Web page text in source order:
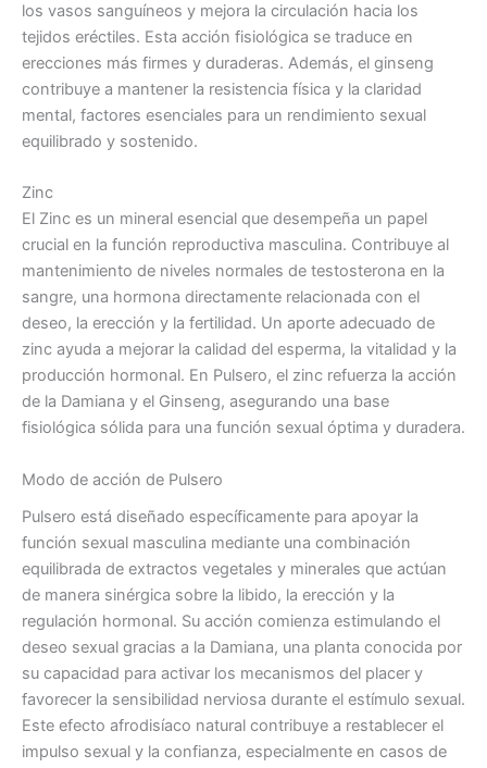
los vasos sanguíneos y mejora la circulación hacia los
tejidos eréctiles. Esta acción fisiológica se traduce en
erecciones más firmes y duraderas. Además, el ginseng
contribuye a mantener la resistencia física y la claridad
mental, factores esenciales para un rendimiento sexual
equilibrado y sostenido.
Zinc
El Zinc es un mineral esencial que desempeña un papel
crucial en la función reproductiva masculina. Contribuye al
mantenimiento de niveles normales de testosterona en la
sangre, una hormona directamente relacionada con el
deseo, la erección y la fertilidad. Un aporte adecuado de
zinc ayuda a mejorar la calidad del esperma, la vitalidad y la
producción hormonal. En Pulsero, el zinc refuerza la acción
de la Damiana y el Ginseng, asegurando una base
fisiológica sólida para una función sexual óptima y duradera.
Modo de acción de Pulsero
Pulsero está diseñado específicamente para apoyar la
función sexual masculina mediante una combinación
equilibrada de extractos vegetales y minerales que actúan
de manera sinérgica sobre la libido, la erección y la
regulación hormonal. Su acción comienza estimulando el
deseo sexual gracias a la Damiana, una planta conocida por
su capacidad para activar los mecanismos del placer y
favorecer la sensibilidad nerviosa durante el estímulo sexual.
Este efecto afrodisíaco natural contribuye a restablecer el
impulso sexual y la confianza, especialmente en casos de